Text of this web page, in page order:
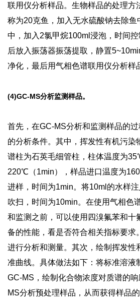
联用仪分析样品。生物样品的处理方
称为20克鱼，加入无水硫酸钠去除鱼
中，加入2氯甲烷100ml浸泡，时间
后放入振荡器振荡提取，静置
净化，最后用气相色谱联用仪分析样
(4)GC-MS分析监测样品。
首先，在GC-MS分析和监测样品的
的分析条件。其中，挥发性有机污染
谱柱为石英毛细管柱，柱体温度为
220℃（1min），样品进口温度为
进样，时间为1min。将10ml的水样
吹扫，时间为10min。在使用气相色
和监测之前，可以使用四溴氟苯和十
备的性能，看是否符合相关指标要求
进行分析和测量。其次，绘制挥发性
准曲线。具体做法如下：将标准溶液
GC-MS，绘制化合物浓度对质谱的
MS分析预处理样品，从而获得样品